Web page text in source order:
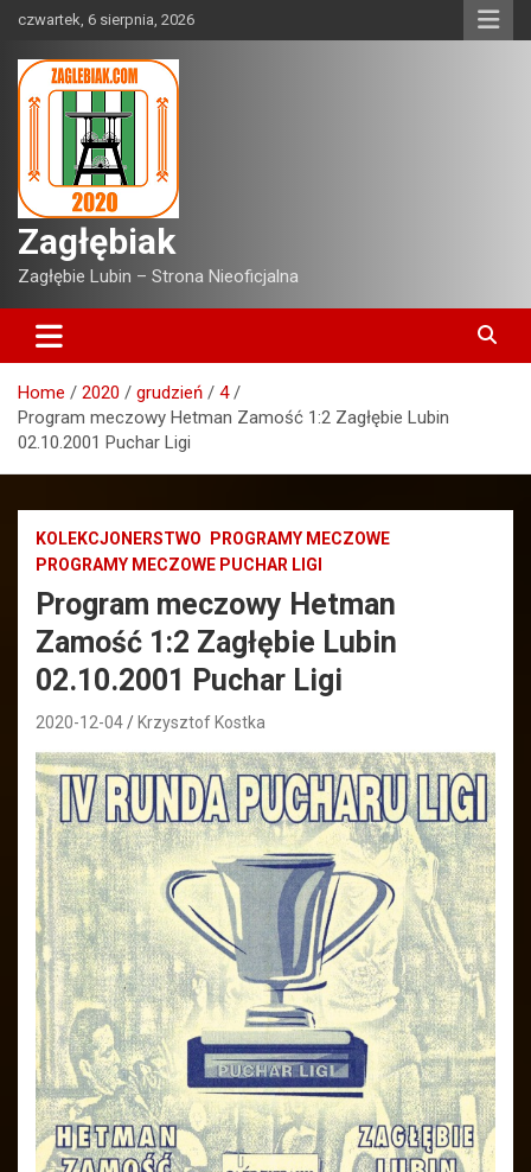
content
czwartek, 6 sierpnia, 2026
Zagłębiak
Zagłębie Lubin – Strona Nieoficjalna
Home 2020 grudzień
4
Program meczowy Hetman Zamość 1:2 Zagłębie Lubin
02.10.2001 Puchar Ligi
KOLEKCJONERSTWO
PROGRAMY MECZOWE
PROGRAMY MECZOWE PUCHAR LIGI
Program meczowy Hetman
Zamość 1:2 Zagłębie Lubin
02.10.2001 Puchar Ligi
2020-12-04 Krzysztof Kostka